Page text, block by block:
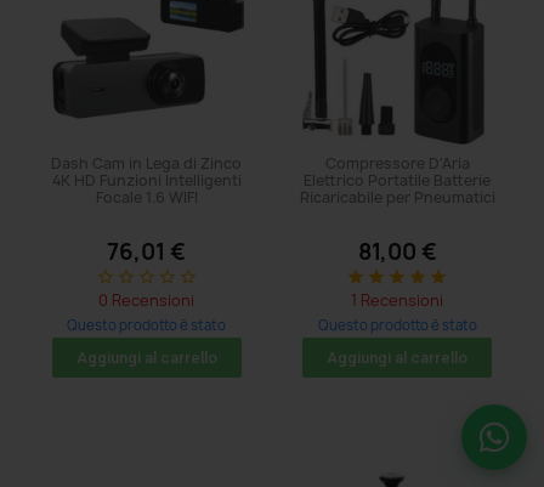
Dash Cam in Lega di Zinco
4K HD Funzioni Intelligenti
Focale 1.6 WIFI
76,01 €
star_border star_border star_border star_border star_border
0 Recensioni
Questo prodotto è stato
acquistato: 8 volte
Aggiungi al carrello
Compressore D'Aria
Elettrico Portatile Batterie
Ricaricabile per Pneumatici
81,00 €
star star star star star
1 Recensioni
Questo prodotto è stato
acquistato: 5 volte
Aggiungi al carrello